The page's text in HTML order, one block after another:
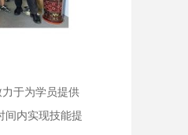
于为学员提供
间内实现技能提